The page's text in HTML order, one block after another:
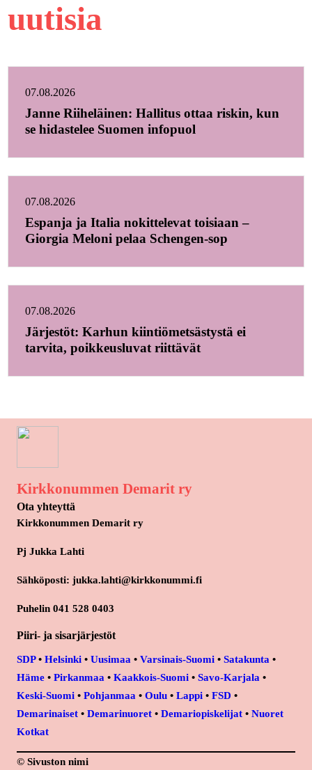
uutisia
07.08.2026
Janne Riiheläinen: Hallitus ottaa riskin, kun
se hidastelee Suomen infopuol
07.08.2026
Espanja ja Italia nokittelevat toisiaan –
Giorgia Meloni pelaa Schengen-sop
07.08.2026
Järjestöt: Karhun kiintiömetsästystä ei
tarvita, poikkeusluvat riittävät
Kirkkonummen Demarit ry
Ota yhteyttä
Kirkkonummen Demarit ry
Pj Jukka Lahti
Sähköposti: jukka.lahti@kirkkonummi.fi
Puhelin 041 528 0403
Piiri- ja sisarjärjestöt
SDP• Helsinki • Uusimaa • Varsinais-Suomi • Satakunta •
Häme • Pirkanmaa • Kaakkois-Suomi • Savo-Karjala •
Keski-Suomi • Pohjanmaa • Oulu • Lappi • FSD •
Demarinaiset • Demarinuoret • Demariopiskelijat • Nuoret
Kotkat
© Sivuston nimi